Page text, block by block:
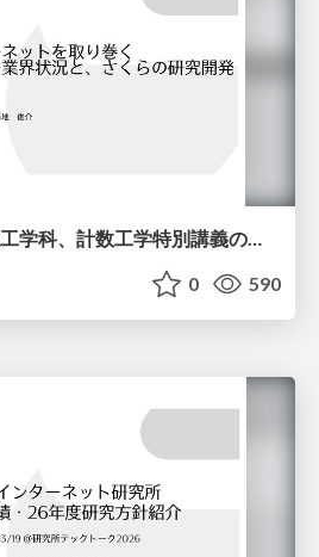
東京大学工学部計数工学科、計数工学特別講義の説明資料
0 590